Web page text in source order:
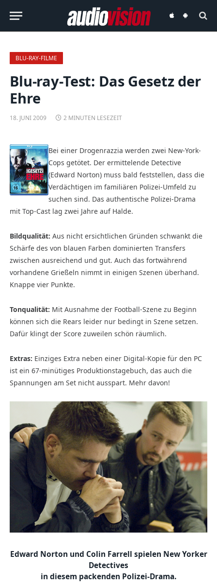
audiovisionaudiovision
BLU-RAY-FILME
Blu-ray-Test: Das Gesetz der
Ehre
18. JUNI 2009 2 MINUTEN LESEZEIT
Bei einer Drogenrazzia werden zwei New-York-
Cops getötet. Der ermittelende Detective
(Edward Norton) muss bald feststellen, dass die
Verdächtigen im familiären Polizei-Umfeld zu
suchen sind. Das authentische Polizei-Drama
mit Top-Cast lag zwei Jahre auf Halde.
Bildqualität: Aus nicht ersichtlichen Gründen schwankt die
Schärfe des von blauen Farben dominierten Transfers
zwischen ausreichend und gut. Auch das fortwährend
vorhandene Grießeln nimmt in einigen Szenen überhand.
Knappe vier Punkte.
Tonqualität: Mit Ausnahme der Football-Szene zu Beginn
können sich die Rears leider nur bedingt in Szene setzen.
Dafür klingt der Score zuweilen schön räumlich.
Extras: Einziges Extra neben einer Digital-Kopie für den PC
ist ein 67-minütiges Produktionstagebuch, das auch die
Spannungen am Set nicht ausspart. Mehr davon!
Edward Norton und Colin Farrell spielen New Yorker
Detectives
in diesem packenden Polizei-Drama.